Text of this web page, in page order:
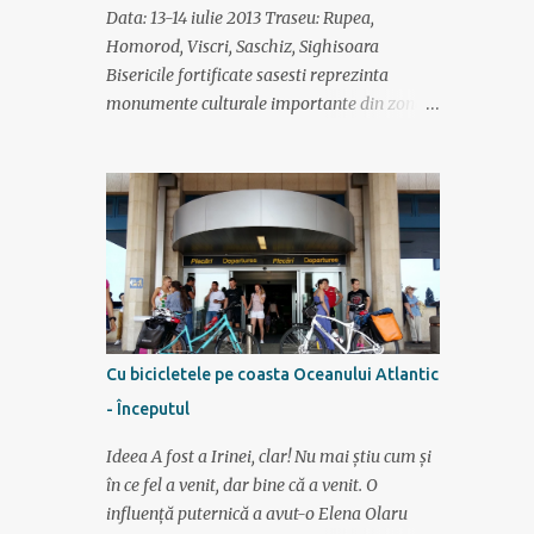
propozitie cuvintele "10 km" si "alergare
usoara" iti amintesti ce timp ai scos la o
cursa de acum 2 ani, insa nu iti aduci aminte
pe ce data este aniversarea unui amic ai citit
costa mai mult decat bijuteriile pe care le
porti aduni 4:50...
Data: 13-14 iulie 2013 Traseu: Rupea,
Homorod, Viscri, Saschiz, Sighisoara
Bisericile fortificate sasesti reprezinta
monumente culturale importante din zona
Au fost construite incepand cu secolul al XI
de sasii veniti pentru a ocupa aceste tinuturi.
Aproape in orice sat, satuc si orasel din
aceasta zona exista o Biserica fortificata, ele
avand dublu rol: atat lacas de cult, cat si
fortificatie de aparare impotriva popoarelor
barbare care invadau des aceste tinuturi.
Zidurile de aparare groase si turnurile de
observatie inalte ne dovedesc aceste lucruri.
Astazi ele reprezinta piese arhitectonice de o
valoare nepretuita, unele dintre ele au fost
renovate, altele sunt intr-o stare mai
Cu bicicletele pe coasta Oceanului Atlantic
- Începutul
Ideea A fost a Irinei, clar! Nu mai știu cum și
în ce fel a venit, dar bine că a venit. O
influență puternică a avut-o Elena Olaru